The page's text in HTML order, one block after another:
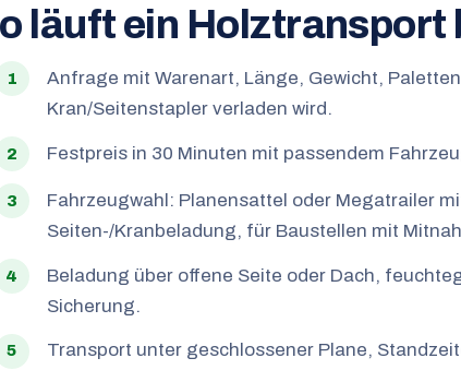
läuft ein Holztransport
Anfrage mit Warenart, Länge, Gewicht,
Kran/Seitenstapler verladen wird.
Festpreis in 30 Minuten mit passendem
Fahrzeugwahl: Planensattel oder Megatrailer
Seiten-/Kranbeladung, für Baustellen mit
Beladung über offene Seite oder Dach,
Sicherung.
Transport unter geschlossener Plane,